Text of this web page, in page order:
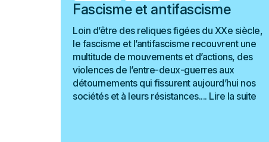
Fascisme et antifascisme
Loin d’être des reliques figées du XXe siècle,
le fascisme et l’antifascisme recouvrent une
multitude de mouvements et d’actions, des
violences de l’entre-deux-guerres aux
détournements qui fissurent aujourd’hui nos
sociétés et à leurs résistances.... Lire la suite